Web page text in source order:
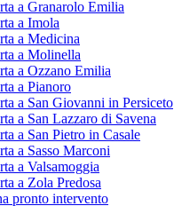
a Granarolo Emilia
a Imola
a Medicina
a Molinella
a Ozzano Emilia
a Pianoro
a San Giovanni in Persiceto
a San Lazzaro di Savena
a San Pietro in Casale
a Sasso Marconi
a Valsamoggia
a Zola Predosa
pronto intervento